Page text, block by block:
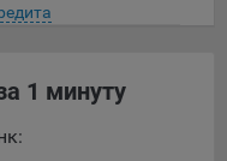
это разрешено в
типы файлов
1 минуту